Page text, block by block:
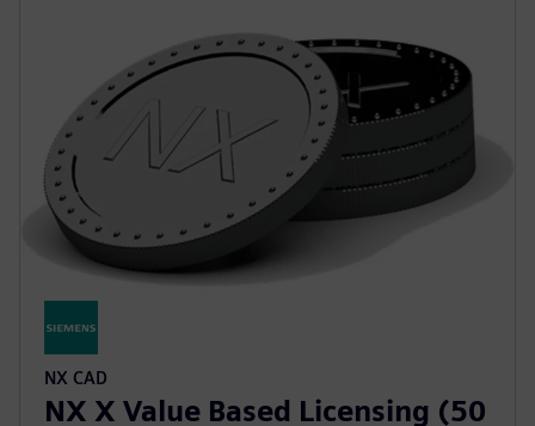
NX CAD
NX X Value Based Licensing (50